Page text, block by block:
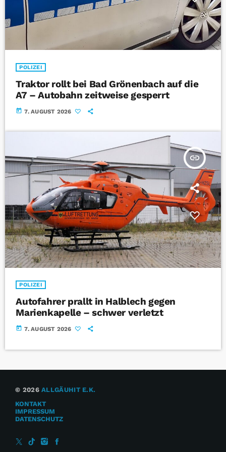
POLIZEI
Traktor rollt bei Bad Grönenbach auf die
A7 – Autobahn zeitweise gesperrt
today 7. AUGUST 2026
insert_link
POLIZEI
Autofahrer prallt in Halblech gegen
Marienkapelle – schwer verletzt
today 7. AUGUST 2026
© 2026ALLGÄUHIT E.K.
KONTAKT
IMPRESSUM
DATENSCHUTZ